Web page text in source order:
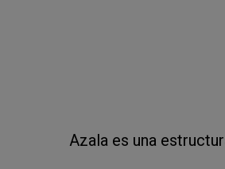
Azala es una